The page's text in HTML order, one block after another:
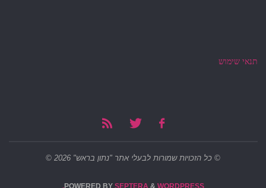
תנאי שימוש
© כל הזכויות שמורות לבעלי אתר "נתון בראש" 2026 ©
POWERED BYSEPTERA & WORDPRESS.